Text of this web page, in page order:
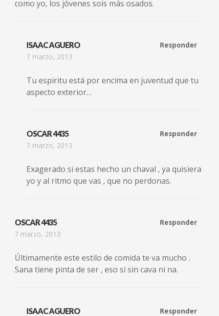
como yo, los jóvenes sois más osados.
ISAAC AGUERO
7 marzo, 2013
Responder
Tu espiritu está por encima en juventud que tu
aspecto exterior…
OSCAR 4435
7 marzo, 2013
Responder
Exagerado si estas hecho un chaval , ya quisiera
yo y al ritmo que vas , que no perdonas.
OSCAR 4435
7 marzo, 2013
Responder
Últimamente este estilo de comida te va mucho .
Sana tiene pinta de ser , eso si sin cava ni na.
ISAAC AGUERO
Responder